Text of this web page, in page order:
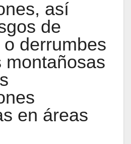
así
de
derrumbes
montañosas
en áreas